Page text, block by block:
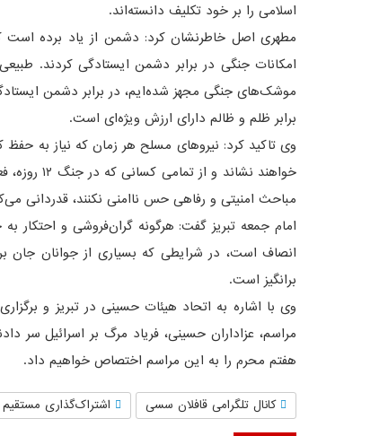
اسلامی را بر خود تکلیف دانسته‌اند.
مطهری اصل خاطرنشان کرد: دشمن از یاد برده
امکانات جنگی در برابر دشمن ایستادگی کردند.
موشک‌های جنگی مجهز شده‌ایم، در برابر دشمن
برابر ظلم و ظالم دارای ارزش ویژه‌ای است.
وی تاکید کرد: نیروهای مسلح هر زمان که نیاز به حفظ
خواهند
مباحث امنیتی و رفاهی حس ناامنی نکنند، قدردانی
امام جمعه تبریز گفت: هرگونه گران‌فروشی و
انصاف است، در شرایطی که بسیاری از جوانان جان
برانگیز است.
وی با اشاره به اتحاد هیئات حسینی در تبریز و
مراسم، عزاداران حسینی، فریاد مرگ بر اسرائیل سر
هفتم محرم را به این مراسم اختصاص خواهیم داد.
کانال تلگرامی قافلان سسی اشتراک‌گذاری